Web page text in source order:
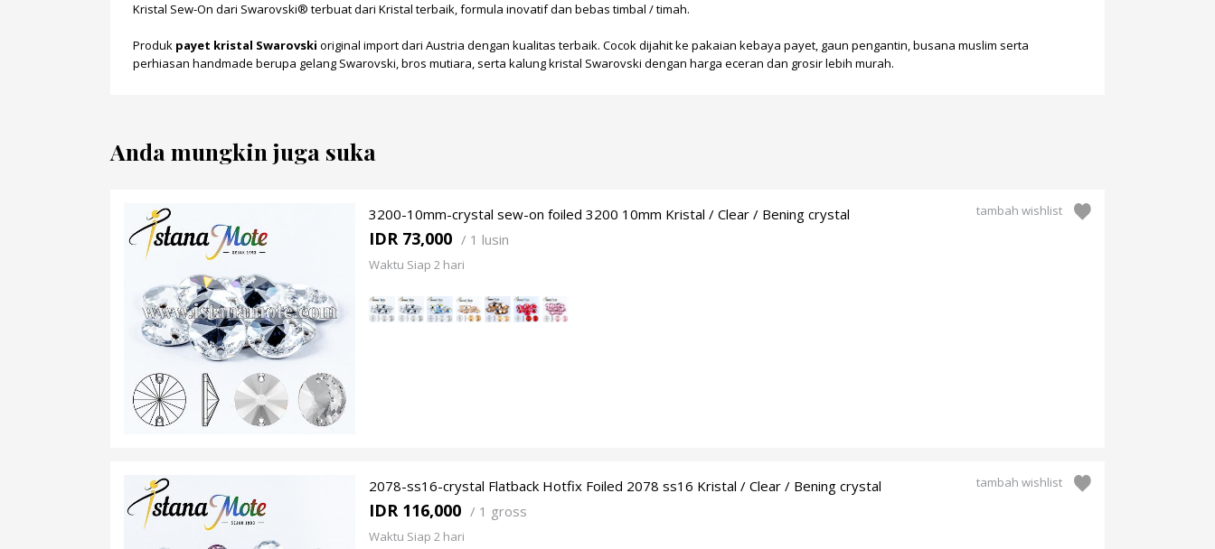
Kristal Sew-On dari Swarovski® terbuat dari Kristal terbaik, formula inovatif dan bebas timbal / timah.
Produk payet kristal Swarovski original import dari Austria dengan kualitas terbaik. Cocok dijahit ke pakaian kebaya payet, gaun pengantin, busana muslim serta
perhiasan handmade berupa gelang Swarovski,bros mutiara, serta kalung kristal Swarovski dengan harga eceran dan grosir lebih murah.
Anda mungkin juga suka
3200-10mm-crystal sew-on foiled 3200 10mm Kristal / Clear / Bening crystal
IDR 73,000 / 1 lusin
Waktu Siap 2 hari
tambah wishlist
2078-ss16-crystal Flatback Hotfix Foiled 2078 ss16 Kristal / Clear / Bening crystal
IDR 116,000 / 1 gross
Waktu Siap 2 hari
tambah wishlist